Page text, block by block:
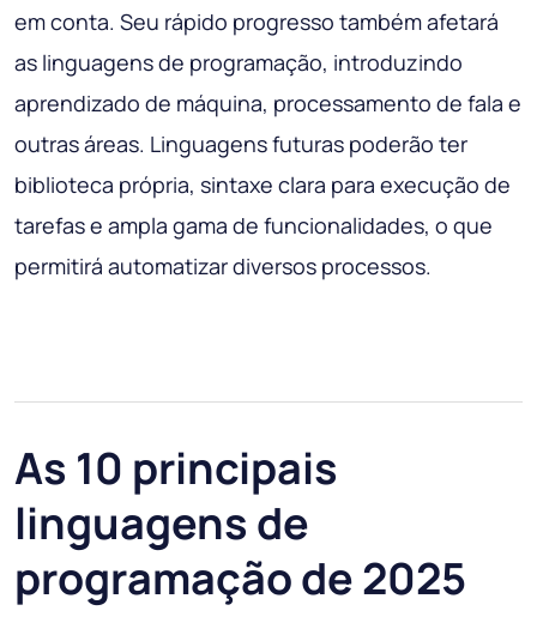
em conta. Seu rápido progresso também afetará
as linguagens de programação, introduzindo
aprendizado de máquina, processamento de fala e
outras áreas. Linguagens futuras poderão ter
biblioteca própria, sintaxe clara para execução de
tarefas e ampla gama de funcionalidades, o que
permitirá automatizar diversos processos.
As 10 principais
linguagens de
programação de 2025